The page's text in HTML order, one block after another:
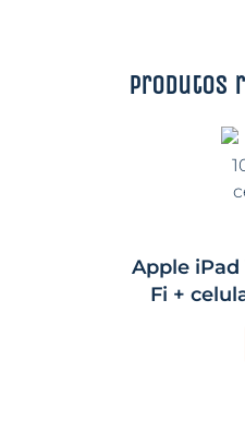
Produtos
Apple iPad
Fi +